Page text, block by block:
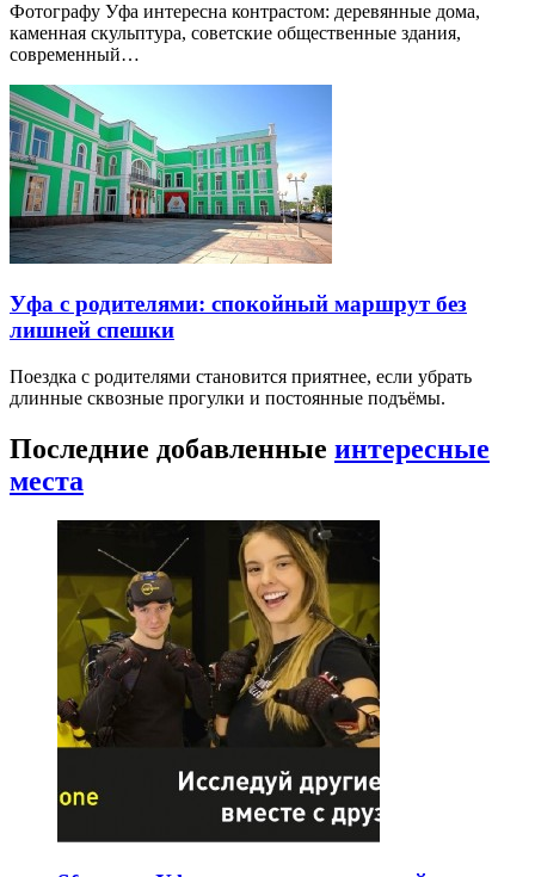
Фотографу Уфа интересна контрастом: деревянные дома,
каменная скульптура, советские общественные здания,
современный…
Уфа с родителями: спокойный маршрут без
лишней спешки
Поездка с родителями становится приятнее, если убрать
длинные сквозные прогулки и постоянные подъёмы.
Последние добавленные интересные
места